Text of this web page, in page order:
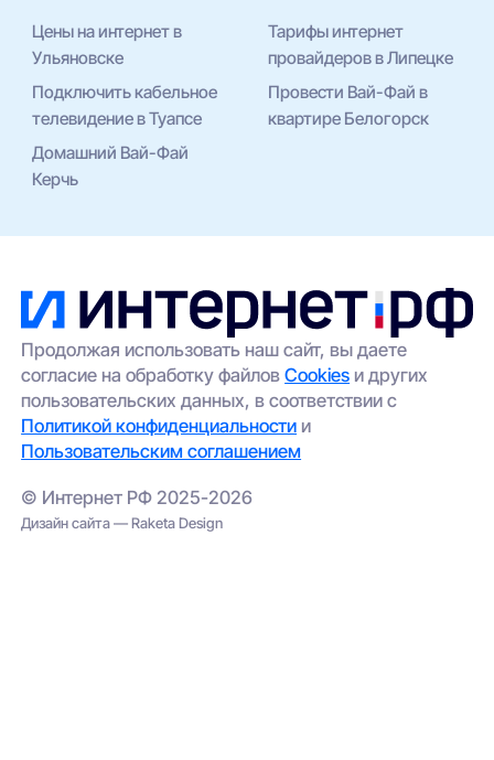
Цены на интернет в
Ульяновске
Тарифы интернет
провайдеров в Липецке
Подключить кабельное
телевидение в Туапсе
Провести Вай-Фай в
квартире Белогорск
Домашний Вай-Фай
Керчь
Продолжая использовать наш сайт, вы даете
согласие на обработку файловCookies и других
пользовательских данных, в соответствии с
Политикой конфиденциальности и
Пользовательским соглашением
© Интернет РФ 2025-2026
Дизайн сайта — Raketa Design